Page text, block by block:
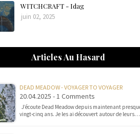
WITCHCRAFT - Idag
juin 02, 2025
Articles Au Hasard
DEAD MEADOW - VOYAGER TO VOYAGER
20.04.2025 - 1 Comments
J’écoute Dead Meadow depuis maintenant
vingt-cinq ans. Je les ai découvert autour de leurs…